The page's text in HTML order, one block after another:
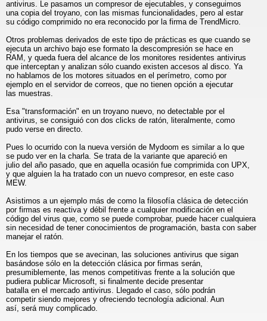
antivirus. Le pasamos un compresor de ejecutables, y conseguimos
una copia del troyano, con las mismas funcionalidades, pero al estar
su código comprimido no era reconocido por la firma de TrendMicro.
Otros problemas derivados de este tipo de prácticas es que cuando se
ejecuta un archivo bajo ese formato la descompresión se hace en
RAM, y queda fuera del alcance de los monitores residentes antivirus
que interceptan y analizan sólo cuando existen accesos al disco. Ya
no hablamos de los motores situados en el perímetro, como por
ejemplo en el servidor de correos, que no tienen opción a ejecutar
las muestras.
Esa "transformación" en un troyano nuevo, no detectable por el
antivirus, se consiguió con dos clicks de ratón, literalmente, como
pudo verse en directo.
Pues lo ocurrido con la nueva versión de Mydoom es similar a lo que
se pudo ver en la charla. Se trata de la variante que apareció en
julio del año pasado, que en aquella ocasión fue comprimida con UPX,
y que alguien la ha tratado con un nuevo compresor, en este caso
MEW.
Asistimos a un ejemplo más de como la filosofía clásica de detección
por firmas es reactiva y débil frente a cualquier modificación en el
código del virus que, como se puede comprobar, puede hacer cualquiera
sin necesidad de tener conocimientos de programación, basta con saber
manejar el ratón.
En los tiempos que se avecinan, las soluciones antivirus que sigan
basándose sólo en la detección clásica por firmas serán,
presumiblemente, las menos competitivas frente a la solución que
pudiera publicar Microsoft, si finalmente decide presentar
batalla en el mercado antivirus. Llegado el caso, sólo podrán
competir siendo mejores y ofreciendo tecnología adicional. Aun
así, será muy complicado.